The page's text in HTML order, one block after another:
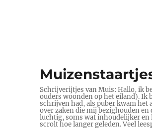
Schrijverijtjes van Muis: Hallo, ik
ouders woonden op het eiland). Ik
schrijven had, als puber kwam het
over zaken die mij bezighouden
luchtig, soms wat inhoudelijker en
scrolt hoe langer geleden. Veel